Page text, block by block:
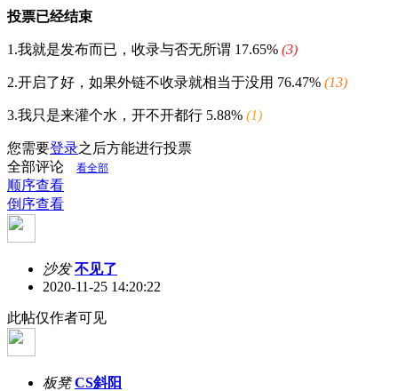
投票已经结束
1.我就是发布而已，收录与否无所谓 17.65% (3)
2.开启了好，如果外链不收录就相当于没用 76.47% (13)
3.我只是来灌个水，开不开都行 5.88% (1)
您需要登录之后方能进行投票
全部评论
看全部
顺序查看
倒序查看
沙发 不见了
2020-11-25 14:20:22
此帖仅作者可见
板凳 CS斜阳